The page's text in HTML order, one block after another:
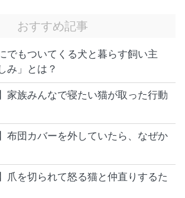
おすすめ記事
でもついてくる犬と暮らす飼い主
み」とは？
家族みんなで寝たい猫が取った行動
布団カバーを外していたら、なぜか
爪を切られて怒る猫と仲直りするた